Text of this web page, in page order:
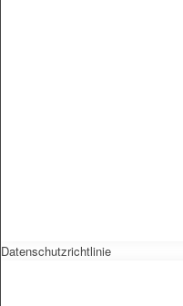
Datenschutzrichtlinie